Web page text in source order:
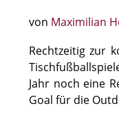
von Maximilian
Rechtzeitig zur
Jahr noch eine
Goal für die